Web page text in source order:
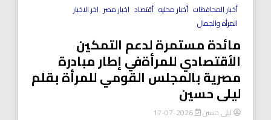
أخبار المحافظات أخبار محليه أقتصاد اخبار مصر اخر الاخبار
المرأه والجمال
مائدة مستمرة لدعم التمكين
الأقتصادي للمرأةفي إطار مبادرة
مصرية بالمجلس القومي للمرأة بقلم
ليلى حسين
ليلى حسين 2026-07-17